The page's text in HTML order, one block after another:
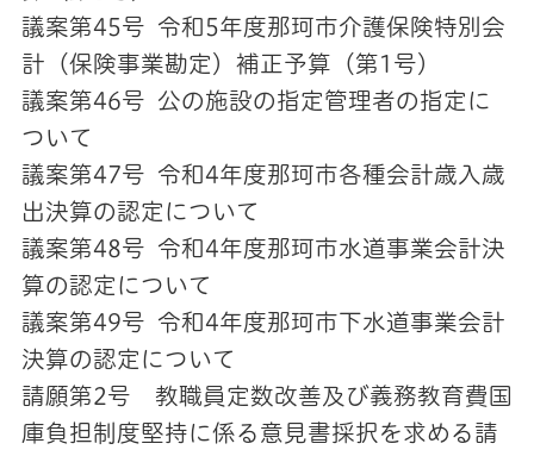
議案第45号 令和5年度那珂市介護保険特別会
計（保険事業勘定）補正予算（第1号）
議案第46号 公の施設の指定管理者の指定に
ついて
議案第47号 令和4年度那珂市各種会計歳入歳
出決算の認定について
議案第48号 令和4年度那珂市水道事業会計決
算の認定について
議案第49号 令和4年度那珂市下水道事業会計
決算の認定について
請願第2号 教職員定数改善及び義務教育費国
庫負担制度堅持に係る意見書採択を求める請